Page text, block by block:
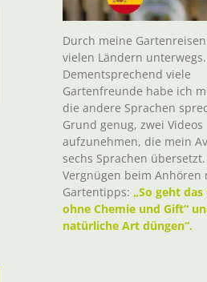
Durch meine
vielen Ländern unterwegs.
Dementsprechend viele
Gartenfreunde habe ich
die andere Sprachen
Grund genug, zwei Videos
aufzunehmen, die mein
sechs Sprachen übersetzt.
Vergnügen beim Anhören
Gartentipps: „So geht
ohne Chemie und Gift“
natürliche Art düngen“.